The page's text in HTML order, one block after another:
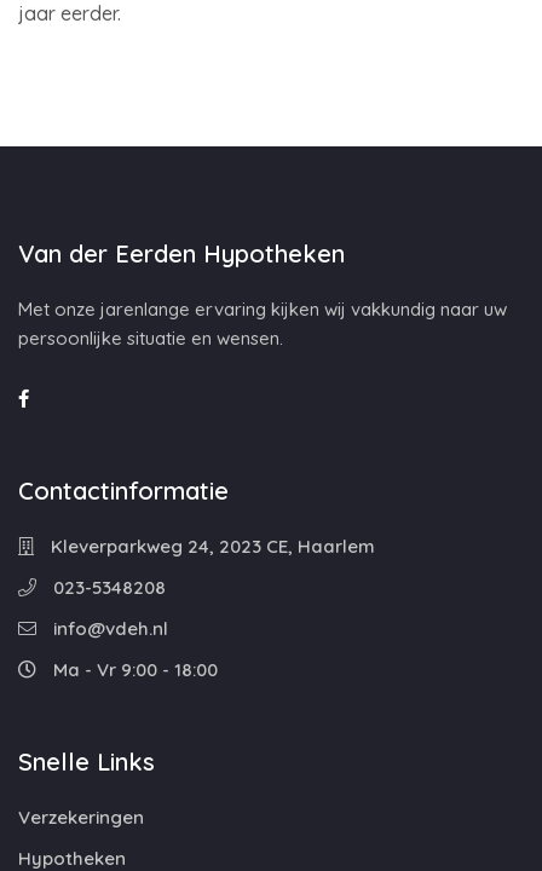
jaar eerder.
Van der Eerden Hypotheken
Met onze jarenlange ervaring kijken wij vakkundig naar uw
persoonlijke situatie en wensen.
Contactinformatie
Kleverparkweg 24, 2023 CE, Haarlem
023-5348208
info@vdeh.nl
Ma - Vr 9:00 - 18:00
Snelle Links
Verzekeringen
Hypotheken